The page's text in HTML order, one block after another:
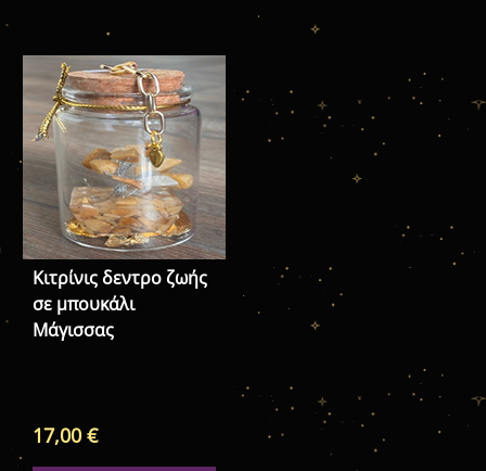
Κιτρίνις δεντρο ζωής
σε μπουκάλι
Μάγισσας
17,00€